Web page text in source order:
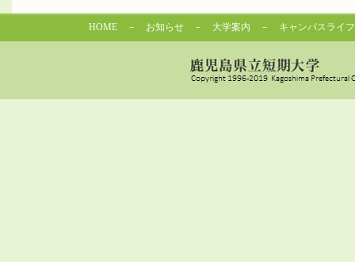
HOME － お知らせ － 大学案内 － キャンパスライフ